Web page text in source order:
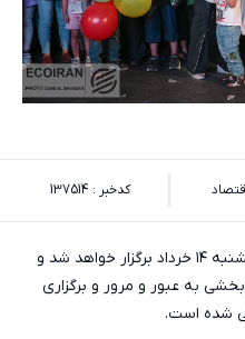
کدخبر : 137514
مراسم جشن بزرگ عید غدیر روز پنجشنبه ۱۴ خرداد برگزار خواهد شد و
به عبور و مرور و برگزاری
شده است.